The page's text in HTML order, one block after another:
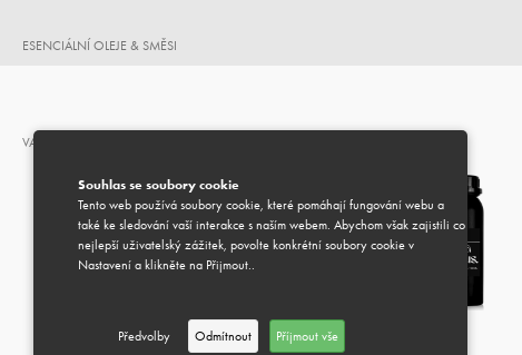
Souhlas se soubory cookie
Tento web používá soubory cookie, které pomáhají fungování webu a
také ke sledování vaší interakce s naším webem. Abychom však zajistili co
nejlepší uživatelský zážitek, povolte konkrétní soubory cookie v
Nastavení a klikněte na Přijmout..
Předvolby Odmítnout Příjmout vše
ESENCIÁLNÍ OLEJE & SMĚSI
VARIANTY (2)